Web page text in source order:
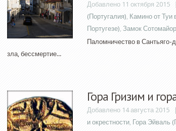
Добавлено 11 октября 2015
(Португалия), Камино от Туи
Португезе), Замок Сотомайор
Паломничество в
зла, бессмертие...
Гора Гризим и
Добавлено 14 августа 2015
и окрестности, Гора Эйваль